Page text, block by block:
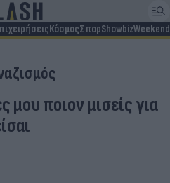
ΚόσμοςΣπορShowbizWeekend
ποιον μισείς για